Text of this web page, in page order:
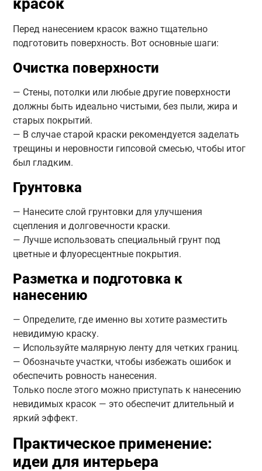
Перед нанесением красок важно тщательно
подготовить поверхность. Вот основные шаги:
Очистка поверхности
— Стены, потолки или любые другие поверхности
должны быть идеально чистыми, без пыли, жира и
старых покрытий.
— В случае старой краски рекомендуется заделать
трещины и неровности гипсовой смесью, чтобы итог
был гладким.
Грунтовка
— Нанесите слой грунтовки для улучшения
сцепления и долговечности краски.
— Лучше использовать специальный грунт под
цветные и флуоресцентные покрытия.
Разметка и подготовка к
нанесению
— Определите, где именно вы хотите разместить
невидимую краску.
— Используйте малярную ленту для четких границ.
— Обозначьте участки, чтобы избежать ошибок и
обеспечить ровность нанесения.
Только после этого можно приступать к нанесению
невидимых красок — это обеспечит длительный и
яркий эффект.
Практическое применение:
идеи для интерьера